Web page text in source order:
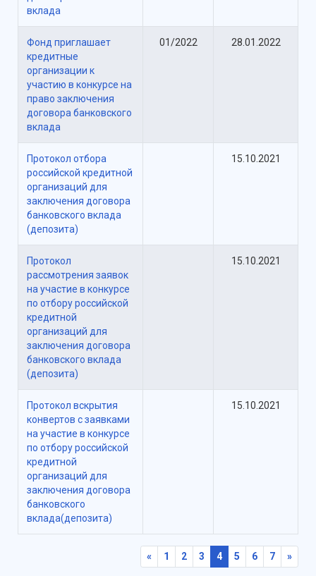
вклада
Фонд приглашает
кредитные
организации к
участию в конкурсе на
право заключения
договора банковского
вклада
01/2022 28.01.2022
Протокол отбора
российской кредитной
организаций для
заключения договора
банковского вклада
(депозита)
15.10.2021
Протокол
рассмотрения заявок
на участие в конкурсе
по отбору российской
кредитной
организаций для
заключения договора
банковского вклада
(депозита)
15.10.2021
Протокол вскрытия
конвертов с заявками
на участие в конкурсе
по отбору российской
кредитной
организаций для
заключения договора
банковского
вклада(депозита)
15.10.2021
« 1 2 3 4 5 6 7 »